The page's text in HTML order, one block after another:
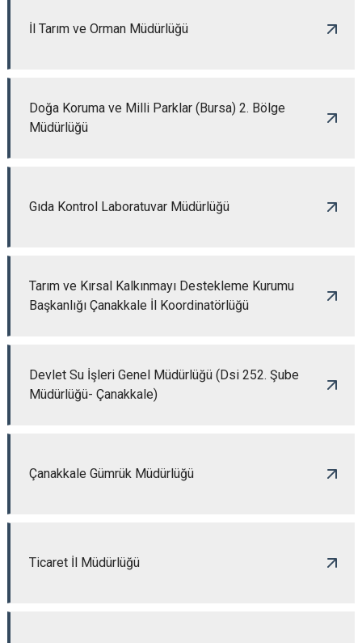
İl Tarım ve Orman Müdürlüğü
Doğa Koruma ve Milli Parklar (Bursa) 2. Bölge
Müdürlüğü
Gıda Kontrol Laboratuvar Müdürlüğü
Tarım ve Kırsal Kalkınmayı Destekleme Kurumu
Başkanlığı Çanakkale İl Koordinatörlüğü
Devlet Su İşleri Genel Müdürlüğü (Dsi 252. Şube
Müdürlüğü- Çanakkale)
Çanakkale Gümrük Müdürlüğü
Ticaret İl Müdürlüğü